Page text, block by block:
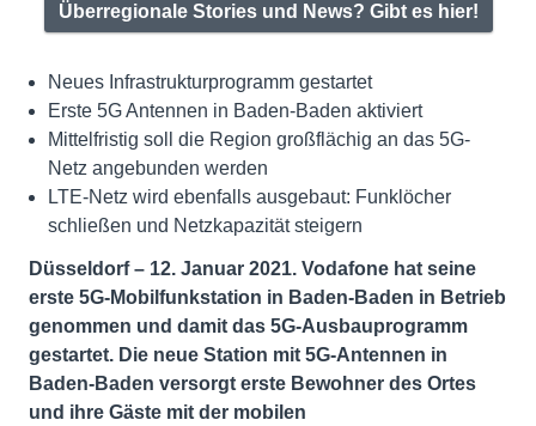
Überregionale Stories und News? Gibt es hier!
Neues Infrastrukturprogramm gestartet
Erste 5G Antennen in Baden-Baden aktiviert
Mittelfristig soll die Region großflächig an das 5G-
Netz angebunden werden
LTE-Netz wird ebenfalls ausgebaut: Funklöcher
schließen und Netzkapazität steigern
Düsseldorf – 12. Januar 2021. Vodafone hat seine
erste 5G-Mobilfunkstation in Baden-Baden in Betrieb
genommen und damit das 5G-Ausbauprogramm
gestartet. Die neue Station mit 5G-Antennen in
Baden-Baden versorgt erste Bewohner des Ortes
und ihre Gäste mit der mobilen